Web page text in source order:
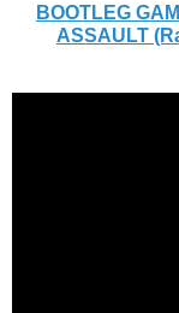
BOOTLEG
ASSAULT